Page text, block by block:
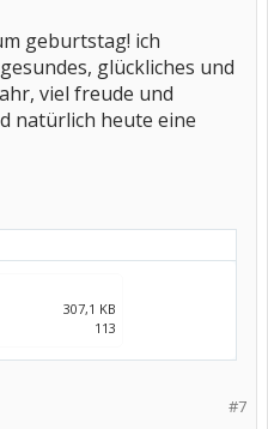
geburtstag! ich
glückliches und
viel freude und
natürlich heute eine
307,1 KB
113
#7